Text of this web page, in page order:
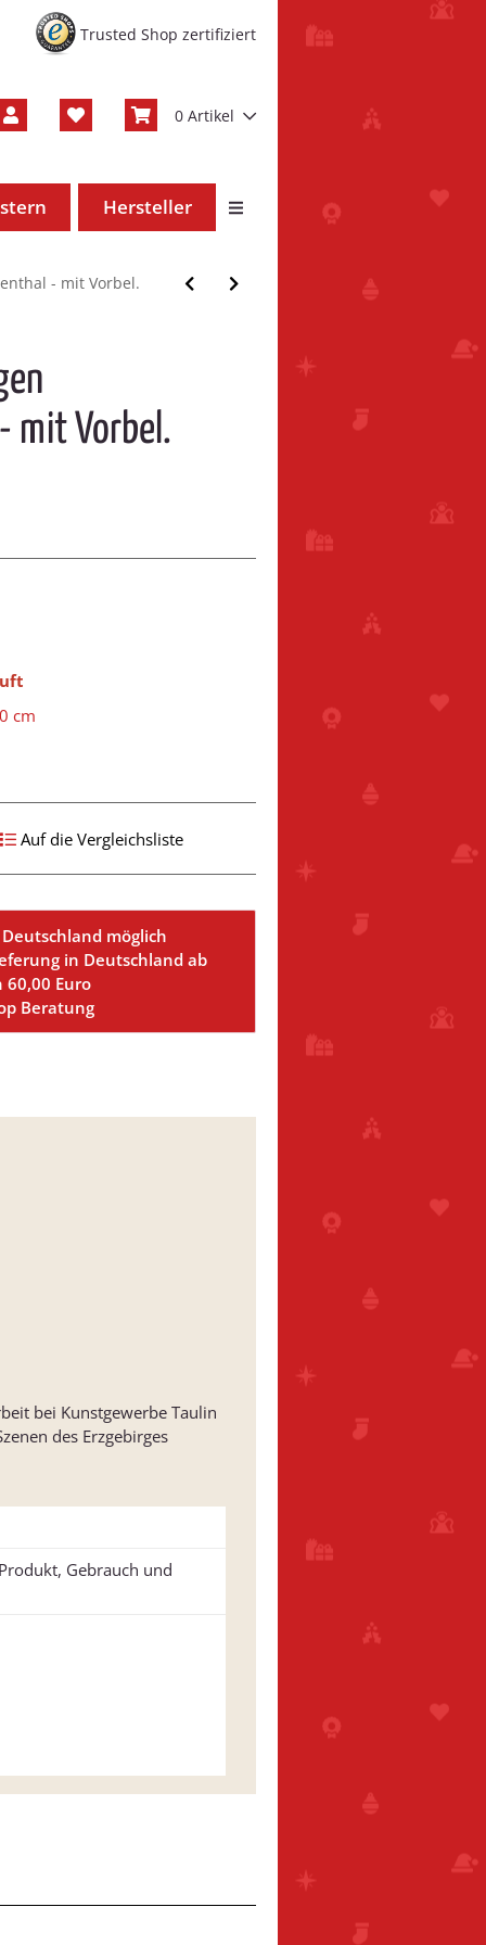
Trusted Shop zertifiziert
0 Artikel
Hersteller
- mit Vorbel.
mit Vorbel.
cm
Auf die Vergleichsliste
möglich
in Deutschland ab
Euro
Beratung
bei Kunstgewerbe Taulin
des Erzgebirges
Gebrauch und